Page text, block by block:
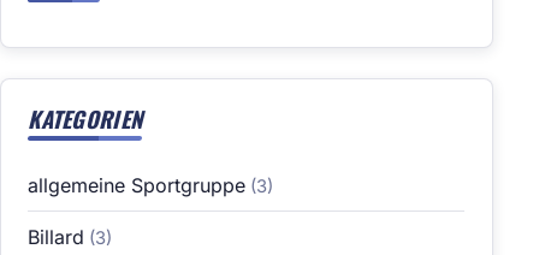
KATEGORIEN
allgemeine Sportgruppe (3)
Billard (3)